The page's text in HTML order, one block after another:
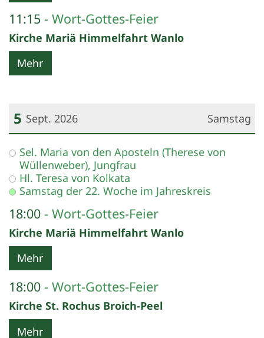
11:15 Wort-Gottes-Feier
Kirche Mariä Himmelfahrt Wanlo
Mehr
Samstag
5 Sept. 2026
Datum: 5. September 2026
Sel. Maria von den Aposteln (Therese von
Wüllenweber), Jungfrau
Hl. Teresa von Kolkata
Samstag der 22. Woche im Jahreskreis
18:00 Wort-Gottes-Feier
Kirche Mariä Himmelfahrt Wanlo
Mehr
18:00 Wort-Gottes-Feier
Kirche St. Rochus Broich-Peel
Mehr